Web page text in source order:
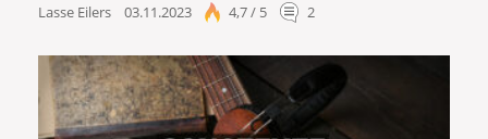
Lasse Eilers 03.11.2023 4,7 / 5 2